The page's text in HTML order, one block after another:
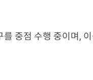
중점 수행 중이며,